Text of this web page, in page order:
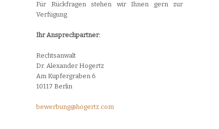
Für Rückfragen stehen wir Ihnen gern zur
Verfügung.
Ihr Ansprechpartner:
Rechtsanwalt
Dr. Alexander Hogertz
Am Kupfergraben 6
10117 Berlin
bewerbung@hogertz.com